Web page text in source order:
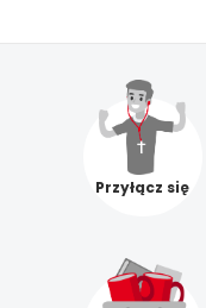
Przyłącz się